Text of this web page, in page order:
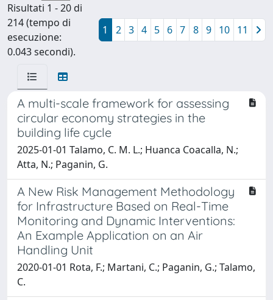
Risultati 1 - 20 di
214 (tempo di
esecuzione:
0.043 secondi).
1 2 3 4 5 6 7 8 9 10 11
A multi-scale framework for assessing
circular economy strategies in the
building life cycle
2025-01-01 Talamo, C. M. L.; Huanca Coacalla, N.;
Atta, N.; Paganin, G.
A New Risk Management Methodology
for Infrastructure Based on Real-Time
Monitoring and Dynamic Interventions:
An Example Application on an Air
Handling Unit
2020-01-01 Rota, F.; Martani, C.; Paganin, G.; Talamo,
C.